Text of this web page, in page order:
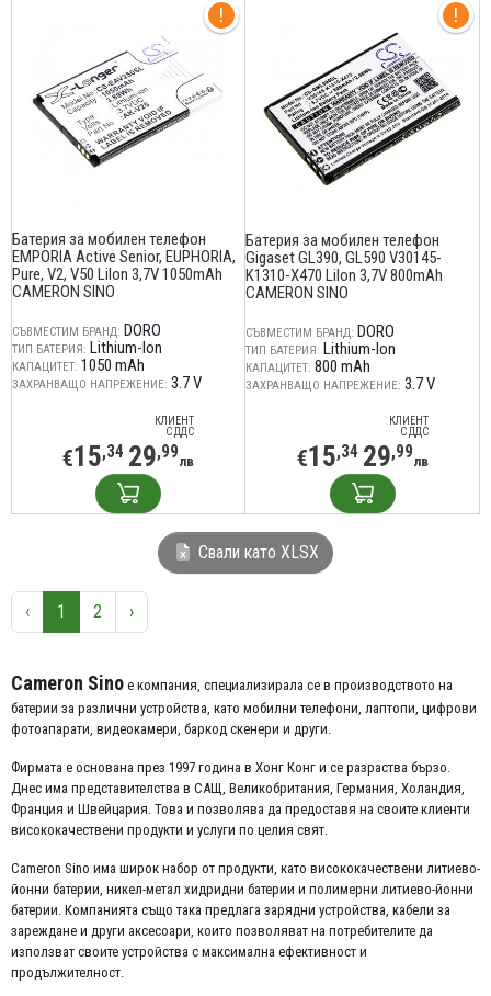
Батерия за мобилен телефон
EMPORIA Active Senior, EUPHORIA,
Pure, V2, V50 LiIon 3,7V 1050mAh
CAMERON SINO
СЪВМЕСТИМ БРАНД: DORO
ТИП БАТЕРИЯ: Lithium-Ion
КАПАЦИТЕТ: 1050 mAh
ЗАХРАНВАЩО НАПРЕЖЕНИЕ: 3.7 V
КЛИЕНТ
С ДДС
€15,34 29,99лв
Батерия за мобилен телефон
Gigaset GL390, GL590 V30145-
K1310-X470 LiIon 3,7V 800mAh
CAMERON SINO
СЪВМЕСТИМ БРАНД: DORO
ТИП БАТЕРИЯ: Lithium-Ion
КАПАЦИТЕТ: 800 mAh
ЗАХРАНВАЩО НАПРЕЖЕНИЕ: 3.7 V
КЛИЕНТ
С ДДС
€15,34 29,99лв
Свали като XLSX
‹ 1 2 ›
Cameron Sino е компания, специализирала се в производството на
батерии за различни устройства, като мобилни телефони, лаптопи, цифрови
фотоапарати, видеокамери, баркод скенери и други.
Фирмата е основана през 1997 година в Хонг Конг и се разраства бързо.
Днес има представителства в САЩ, Великобритания, Германия, Холандия,
Франция и Швейцария. Това и позволява да предоставя на своите клиенти
висококачествени продукти и услуги по целия свят.
Cameron Sino има широк набор от продукти, като висококачествени литиево-
йонни батерии, никел-метал хидридни батерии и полимерни литиево-йонни
батерии. Компанията също така предлага зарядни устройства, кабели за
зареждане и други аксесоари, които позволяват на потребителите да
използват своите устройства с максимална ефективност и
продължителност.